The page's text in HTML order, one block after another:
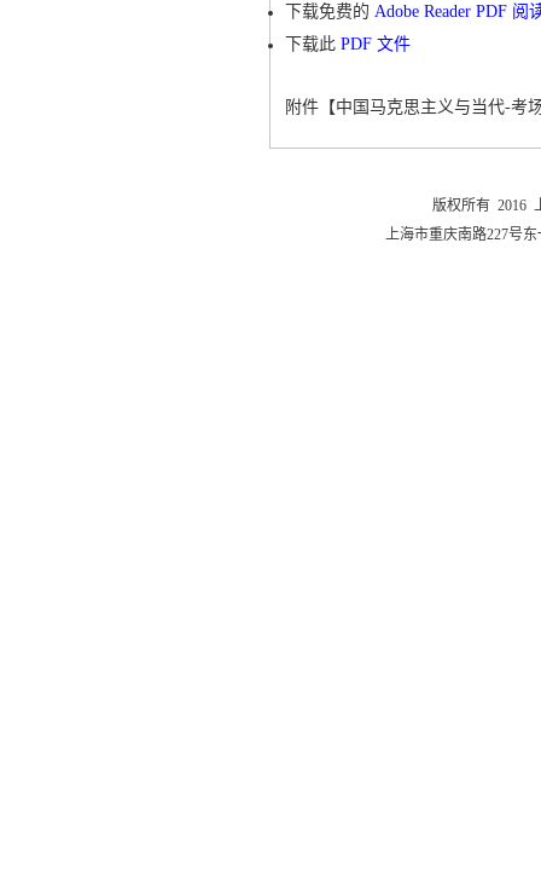
版权所有 2016
上海市重庆南路227号
下载免费的 Adobe Reader PDF 阅
下载此 PDF 文件
附件【中国马克思主义与当代-考